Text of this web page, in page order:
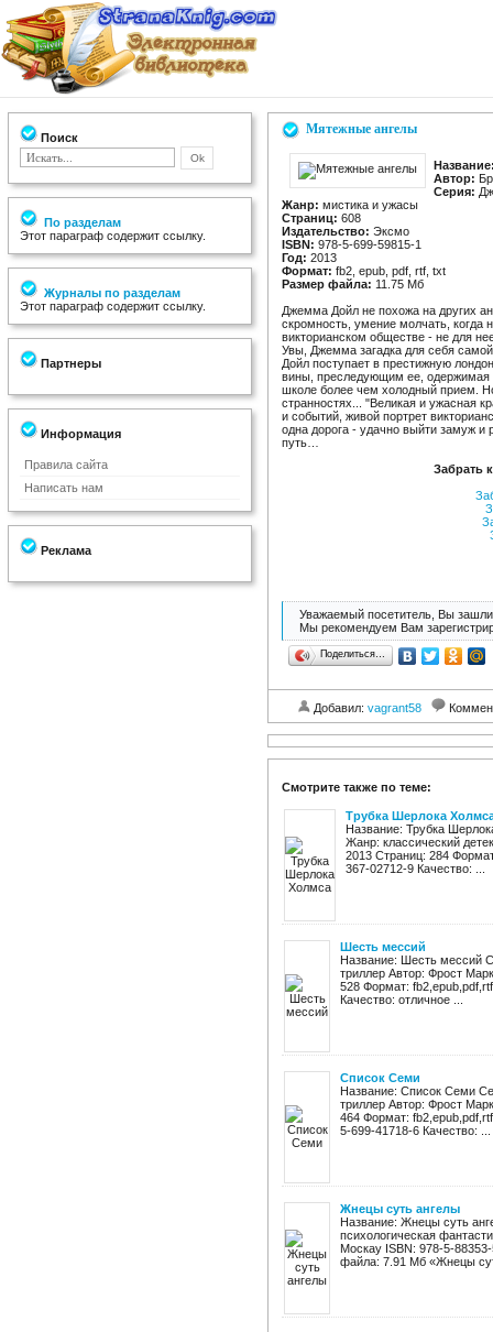
Поиск
По разделам
Этот параграф содержит ссылку.
Журналы по разделам
Этот параграф содержит ссылку.
Партнеры
Информация
Правила сайта
Написать нам
Реклама
Мятежные ангелы
Автор:
Серия:
Жанр: мистика и ужасы
Страниц: 608
Издательство: Эксмо
ISBN: 978-5-699-59815-1
Год: 2013
Формат: fb2, epub, pdf, rtf, txt
Размер файла: 11.75 Мб
Джемма Дойл не похожа на других
скромность, умение молчать, когда
викторианском обществе - не для
Увы, Джемма загадка для себя
Дойл поступает в престижную
вины, преследующим ее, одержимая
школе более чем холодный прием.
странностях... "Великая и ужасная
и событий, живой портрет
одна дорога - удачно выйти замуж
путь…
Забрать
Уважаемый посетитель, Вы зашли
Мы рекомендуем Вам
Поделиться…
Добавил: vagrant58
Смотрите также по теме:
Трубка Шерлока
Название: Трубка
Жанр: классический
2013 Страниц: 284
367-02712-9 Качество: ...
Шесть мессий
Название: Шесть мессий
триллер Автор: Фрост
528 Формат:
Качество: отличное ...
Список Семи
Название: Список Семи
триллер Автор: Фрост
464 Формат:
5-699-41718-6 Качество: ...
Жнецы суть ангелы
Название: Жнецы суть
психологическая
Москау ISBN: 978-5-
файла: 7.91 Мб «Жнецы